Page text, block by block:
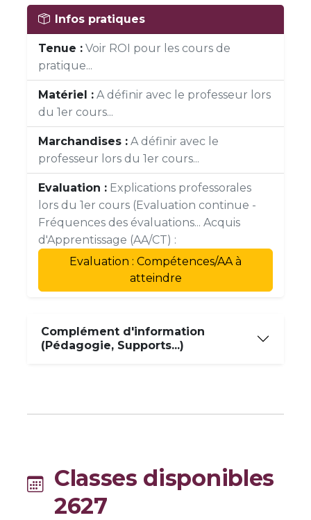
Infos pratiques
Tenue : Voir ROI pour les cours de
pratique...
Matériel : A définir avec le professeur lors
du 1er cours...
Marchandises : A définir avec le
professeur lors du 1er cours...
Evaluation : Explications professorales
lors du 1er cours (Evaluation continue -
Fréquences des évaluations... Acquis
d'Apprentissage (AA/CT) :
Evaluation : Compétences/AA à
atteindre
Complément d'information
(Pédagogie, Supports...)
Classes disponibles
2627